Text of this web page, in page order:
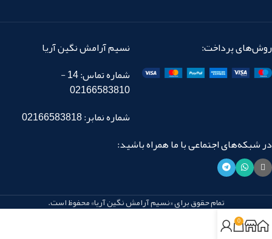
روش‌های پرداخت:
نسیم آرامش نگین آریا
شماره تماس: 14 -
02166583810
شماره نمابر: 02166583818
در شبکه‌های اجتماعی با ما همراه باشید:
تمام حقوق برای «نسیم آرامش نگین آریا» محفوظ است.
0